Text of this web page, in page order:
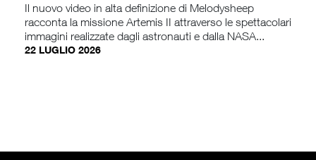
Il nuovo video in alta definizione di Melodysheep
racconta la missione Artemis II attraverso le spettacolari
immagini realizzate dagli astronauti e dalla NASA...
22 LUGLIO 2026